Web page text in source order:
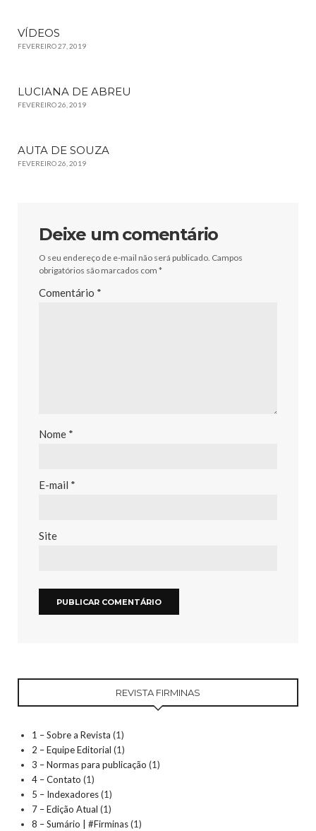
VÍDEOS
FEVEREIRO 27, 2019
LUCIANA DE ABREU
FEVEREIRO 26, 2019
AUTA DE SOUZA
FEVEREIRO 26, 2019
Deixe um comentário
O seu endereço de e-mail não será publicado. Campos
obrigatórios são marcados com *
Comentário *
Nome *
E-mail *
Site
REVISTA FIRMINAS
1 – Sobre a Revista (1)
2 – Equipe Editorial (1)
3 – Normas para publicação (1)
4 – Contato (1)
5 – Indexadores(1)
7 – Edição Atual (1)
8 – Sumário | #Firminas(1)